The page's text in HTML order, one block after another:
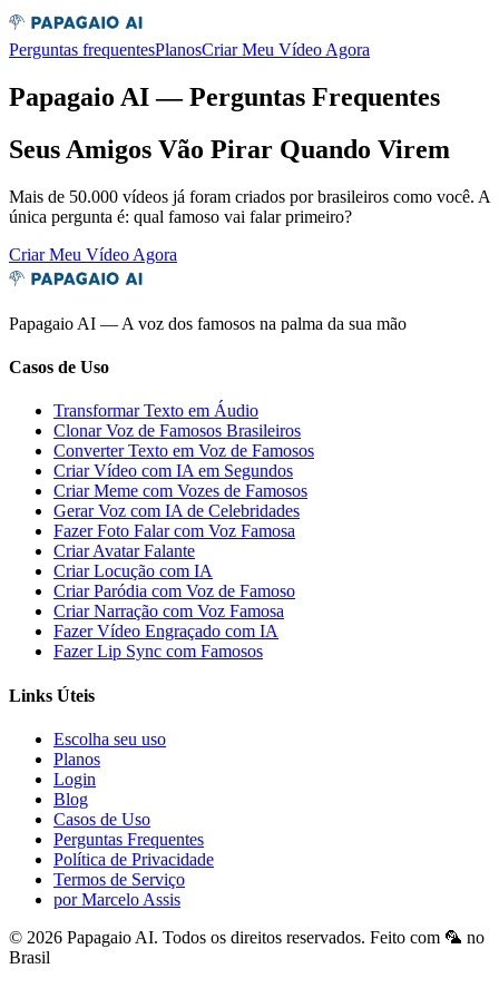
Perguntas frequentesPlanosCriar Meu Vídeo Agora
Papagaio AI— Perguntas Frequentes
Seus Amigos Vão Pirar Quando Virem
Mais de 50.000 vídeos já foram criados por brasileiros como você. A
única pergunta é: qual famoso vai falar primeiro?
Criar Meu Vídeo Agora
Papagaio AI — A voz dos famosos na palma da sua mão
Casos de Uso
Transformar Texto em Áudio
Clonar Voz de Famosos Brasileiros
Converter Texto em Voz de Famosos
Criar Vídeo com IA em Segundos
Criar Meme com Vozes de Famosos
Gerar Voz com IA de Celebridades
Fazer Foto Falar com Voz Famosa
Criar Avatar Falante
Criar Locução com IA
Criar Paródia com Voz de Famoso
Criar Narração com Voz Famosa
Fazer Vídeo Engraçado com IA
Fazer Lip Sync com Famosos
Links Úteis
Escolha seu uso
Planos
Login
Blog
Casos de Uso
Perguntas Frequentes
Política de Privacidade
Termos de Serviço
por Marcelo Assis
© 2026 Papagaio AI. Todos os direitos reservados. Feito com 🦜 no
Brasil